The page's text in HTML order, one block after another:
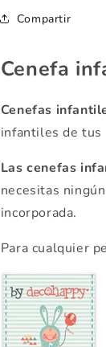
Compartir
Cenefa
Cenefas
infantiles de tus
Las cenefas
necesitas
incorporada.
Para cualquier